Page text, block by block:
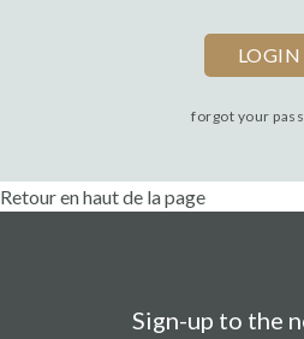
forgot your
Retour en haut de la page
Sign-up to the